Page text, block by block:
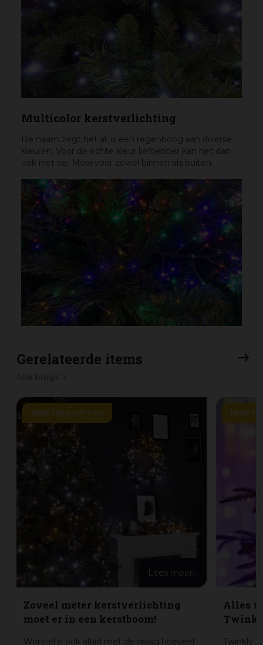
Multicolor kerstverlichting
De naam zegt het al, is een regenboog aan diverse
kleuren. Voor de echte kleur liefhebber kan het dan
ook niet op. Mooi voor zowel binnen als buiten.
Gerelateerde items
Zoveel meter kerstverlichting
moet er in een kerstboom!
KERSTVERLICHTING
Worstel jij ook altijd met de vraag hoeveel
Lees meer...
Alles
Twinkly